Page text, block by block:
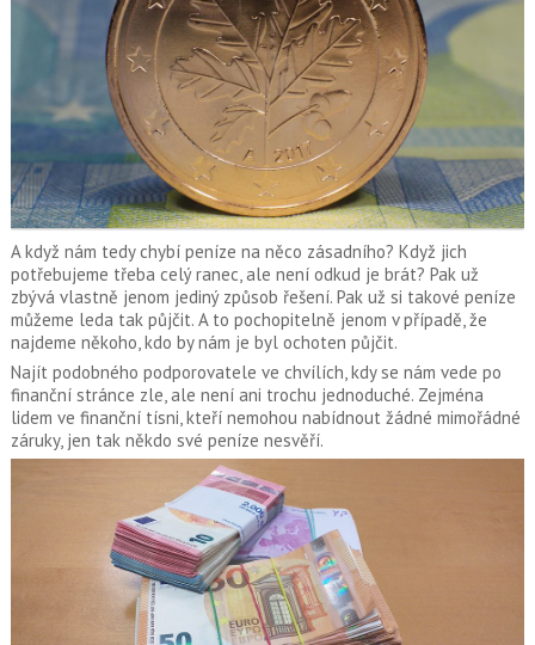
A když nám tedy chybí peníze na něco zásadního? Když jich
potřebujeme třeba celý ranec, ale není odkud je brát? Pak už
zbývá vlastně jenom jediný způsob řešení. Pak už si takové peníze
můžeme leda tak půjčit. A to pochopitelně jenom v případě, že
najdeme někoho, kdo by nám je byl ochoten půjčit.
Najít podobného podporovatele ve chvílích, kdy se nám vede po
finanční stránce zle, ale není ani trochu jednoduché. Zejména
lidem ve finanční tísni, kteří nemohou nabídnout žádné mimořádné
záruky, jen tak někdo své peníze nesvěří.